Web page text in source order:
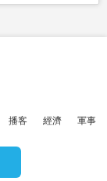
播客 經濟 軍事